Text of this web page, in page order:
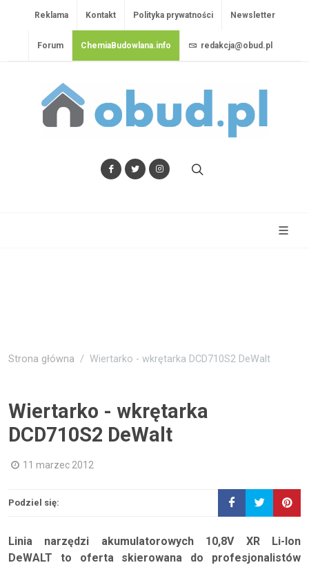
Reklama Kontakt Polityka prywatności Newsletter
Forum ChemiaBudowlana.info redakcja@obud.pl
Strona główna Wiertarko - wkrętarka DCD710S2 DeWalt
Wiertarko - wkrętarka
DCD710S2 DeWalt
11 marzec 2012
Podziel się:
Linia narzędzi akumulatorowych 10,8V XR Li-Ion
DeWALT to oferta skierowana do profesjonalistów